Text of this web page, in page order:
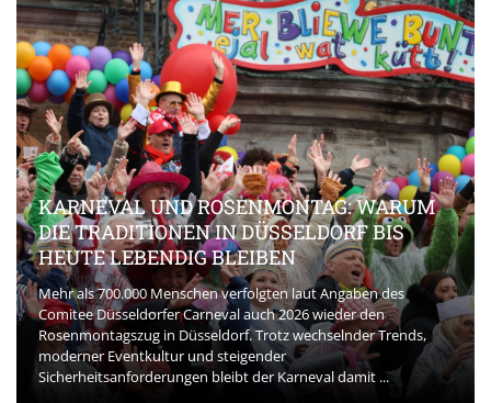
KARNEVAL UND ROSENMONTAG: WARUM
DIE TRADITIONEN IN DÜSSELDORF BIS
HEUTE LEBENDIG BLEIBEN
Mehr als 700.000 Menschen verfolgten laut Angaben des
Comitee Düsseldorfer Carneval auch 2026 wieder den
Rosenmontagszug in Düsseldorf. Trotz wechselnder Trends,
moderner Eventkultur und steigender
Sicherheitsanforderungen bleibt der Karneval damit ...